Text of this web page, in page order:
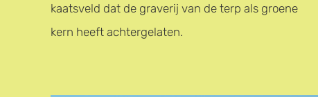
kaatsveld dat de graverij van de terp als groene
kern heeft achtergelaten.